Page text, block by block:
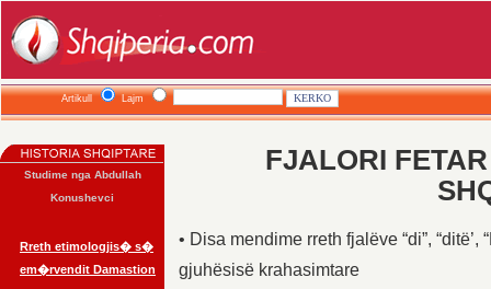
Artikull Lajm
Studime nga Abdullah
Konushevci
Rreth etimologjis� s�
em�rvendit Damastion
FJALORI
• Disa mendime rreth fjalëve “di”, “ditë’,
gjuhësisë krahasimtare